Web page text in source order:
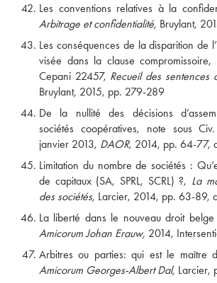
Les conventions relatives à la
Arbitrage et confidentialité, Bruylant,
Les conséquences de la disparition de
visée dans la clause compromissoire,
Cepani 22457, Recueil des sentences
Bruylant, 2015, pp. 279-289
De la nullité des décisions
sociétés coopératives, note sous
janvier 2013, DAOR, 2014, pp. 64-77,
Limitation du nombre de sociétés :
de capitaux (SA, SPRL, SCRL) ?, La
des sociétés, Larcier, 2014, pp. 63-89,
La liberté dans le nouveau droit belge
Amicorum Johan Erauw, 2014,
Arbitres ou parties: qui est le maître
Amicorum Georges-Albert Dal, Larcier,